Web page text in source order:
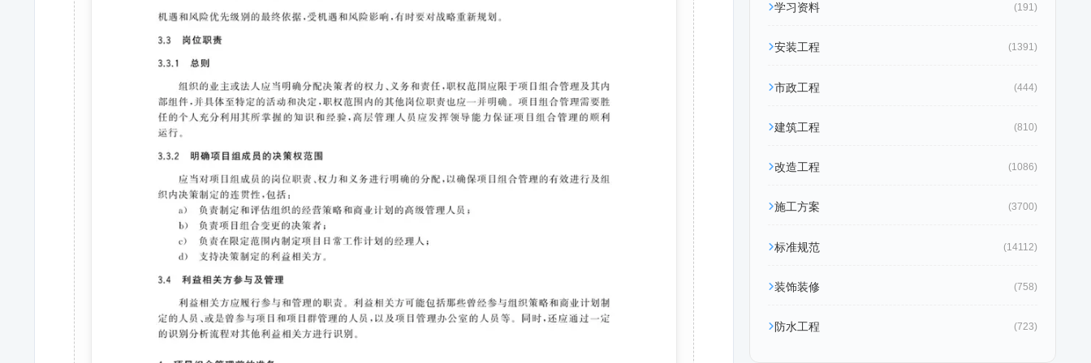
学习资料 (191)
安装工程 (1391)
市政工程 (444)
建筑工程 (810)
改造工程 (1086)
施工方案 (3700)
标准规范 (14112)
装饰装修 (758)
防水工程 (723)